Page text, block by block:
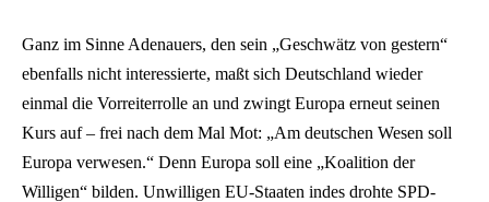
Ganz im Sinne Adenauers, den sein „Geschwätz von gestern“
ebenfalls nicht interessierte, maßt sich Deutschland wieder
einmal die Vorreiterrolle an und zwingt Europa erneut seinen
Kurs auf – frei nach dem Mal Mot: „Am deutschen Wesen soll
Europa verwesen.“ Denn Europa soll eine „Koalition der
Willigen“ bilden. Unwilligen EU-Staaten indes drohte SPD-